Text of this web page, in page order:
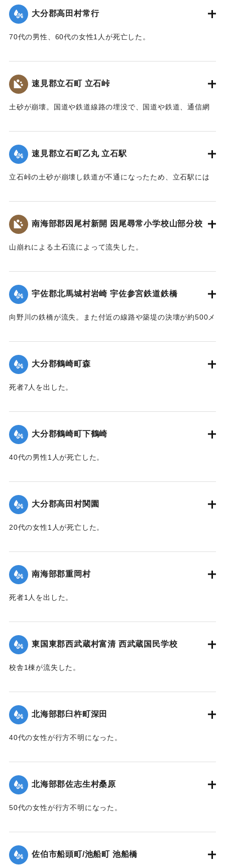
【碑文】
昭和一八年（一九四三年）大分県下を襲った台風二十六号
は、九月二十日、宇佐市の旧北馬城村出光地区に「山津波」
たらしただけでなく、多くの家屋をのみ込み、二十九人もの
尊い命を奪いました。
太平洋戦争中だったこともあり、新聞にも大きくは取り扱
事にも拘らず、宇佐市史に記録されることもなく、多くの市
のは、「北馬城の昔をたずねる会」の皆さんでした。その活
動に対して改めて敬意を表します。
令和五年はこの災害から八十年目の節目の年に当たりま
碑を建立します。
遺族関係者一同
｜固有コード:
上流に逆流させ、樫ノ峯部落の下流1Kmのところでとまっ
た。天然ダムはその後きれて下流に大水害を与えている。奥
戸主はいまもなお行方不明である。
【出典：日本の国土 : 自然と開発 下（小出博,東京大学出版
｜固有コード:
大分郡高田村常行
70代の男性、60代の女性1人が死亡した。
｜固有コード:00481071
速見郡立石町 立石峠
土砂が崩壊。国道や鉄道線路の埋没で、国道や鉄道、通信網
会をを開いて災害復旧対策を協議した。22日には、町民を総
動員して立石峠の鉄道線路と国道の復旧作業に着手した。昼
夜兼行の奮闘のかいあって23日午前中には、早くも列車の開
及んだが、食事は、すべて婦人会員の炊き出しによってまか
め車馬が通行できるようになったのは10月3日であった。
文化研究会 松原保則氏の報告による）】
｜固有コード:00481072
速見郡立石町乙丸 立石駅
立石峠の土砂が崩壊し鉄道が不通になったため、立石駅には
であるから乗客の中には多くの応召兵も含まれていた。立石
駅付近の街は浸水し濁流が洗っていたが、立石町長は、婦人
会員を召集して炊き出しをし、列車の乗客に配給した。
【出典：山香町誌（山香町誌刊行会、1982）（おおいた石造
南海部郡因尾村新開 因尾尋常小学校山部分校
山崩れによる土石流によって流失した。
｜固有コード:
宇佐郡北馬城村岩崎 宇佐参宮鉄道鉄橋
向野川の鉄橋が流失。また付近の線路や築堤の決壊が約500メ
｜固有コード:
大分郡鶴崎町森
死者7人を出した。
｜固有コード:00481068
大分郡鶴崎町下鶴崎
40代の男性1人が死亡した。
｜固有コード:00481069
大分郡高田村関園
20代の女性1人が死亡した。
｜固有コード: 00481070
南海部郡重岡村
死者1人を出した。
｜固有コード: 00481062
東国東郡西武蔵村富清 西武蔵国民学校
校舎1棟が流失した。
｜固有コード: 00481063
北海部郡臼杵町深田
40代の女性が行方不明になった。
｜固有コード: 00481064
北海部郡佐志生村桑原
50代の女性が行方不明になった。
｜固有コード: 00481065
佐伯市船頭町/池船町 池船橋